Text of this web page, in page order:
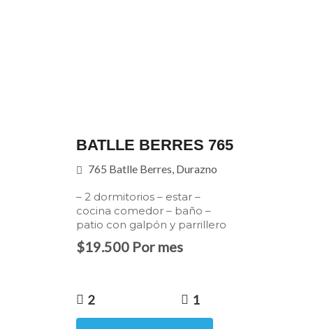
BATLLE BERRES 765
765 Batlle Berres, Durazno
– 2 dormitorios – estar –
cocina comedor – baño –
patio con galpón y parrillero
$19.500 Por mes
2 1